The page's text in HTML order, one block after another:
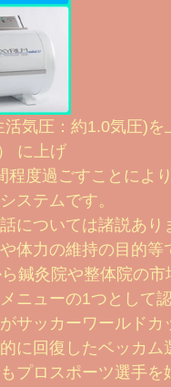
活気圧：約1.0気圧)
に上げ
程度過ごすことによ
ステムです。
については諸説あ
体力の維持の目的等
鍼灸院や整体院の
ニューの1つとして
サッカーワールド
に回復したベッカム
プロスポーツ選手